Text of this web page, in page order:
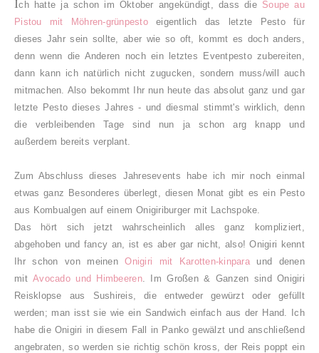
ch hatte ja schon im Oktober angekündigt, dass die Soupe au
Pistou mit Möhren-grünpestoeigentlich das letzte Pesto für
dieses Jahr sein sollte, aber wie so oft, kommt es doch anders,
denn wenn die Anderen noch ein letztes Eventpesto zubereiten,
dann kann ich natürlich nicht zugucken, sondern muss/will auch
mitmachen. Also bekommt Ihr nun heute das absolut ganz und gar
letzte Pesto dieses Jahres - und diesmal stimmt's wirklich, denn
die verbleibenden Tage sind nun ja schon arg knapp und
außerdem bereits verplant.
Zum Abschluss dieses Jahresevents habe ich mir noch einmal
etwas ganz Besonderes überlegt, diesen Monat gibt es ein Pesto
aus Kombualgen auf einem Onigiriburger mit Lachspoke.
Das hört sich jetzt wahrscheinlich alles ganz kompliziert,
abgehoben und fancy an, ist es aber gar nicht, also! Onigiri kennt
Ihr schon von meinenOnigiri mit Karotten-kinparaund denen
mitAvocado und Himbeeren. Im Großen & Ganzen sind Onigiri
Reisklopse aus Sushireis, die entweder gewürzt oder gefüllt
werden; man isst sie wie ein Sandwich einfach aus der Hand. Ich
habe die Onigiri in diesem Fall in Panko gewälzt und anschließend
angebraten, so werden sie richtig schön kross, der Reis poppt ein